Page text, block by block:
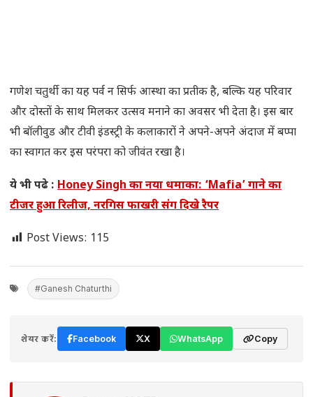
गणेश चतुर्थी का यह पर्व न सिर्फ आस्था का प्रतीक है, बल्कि यह परिवार
और दोस्तों के साथ मिलकर उत्सव मनाने का अवसर भी देता है। इस बार
भी बॉलीवुड और टीवी इंडस्ट्री के कलाकारों ने अपने-अपने अंदाज में बप्पा
का स्वागत कर इस परंपरा को जीवंत रखा है।
ये भी पढे : Honey Singh का नया धमाका: ‘Mafia’ गाने का
टीजर हुआ रिलीज, नरगिस फाखरी संग दिखे रैपर
Post Views: 115
#Ganesh Chaturthi
शेयर करें: Facebook X WhatsApp Copy